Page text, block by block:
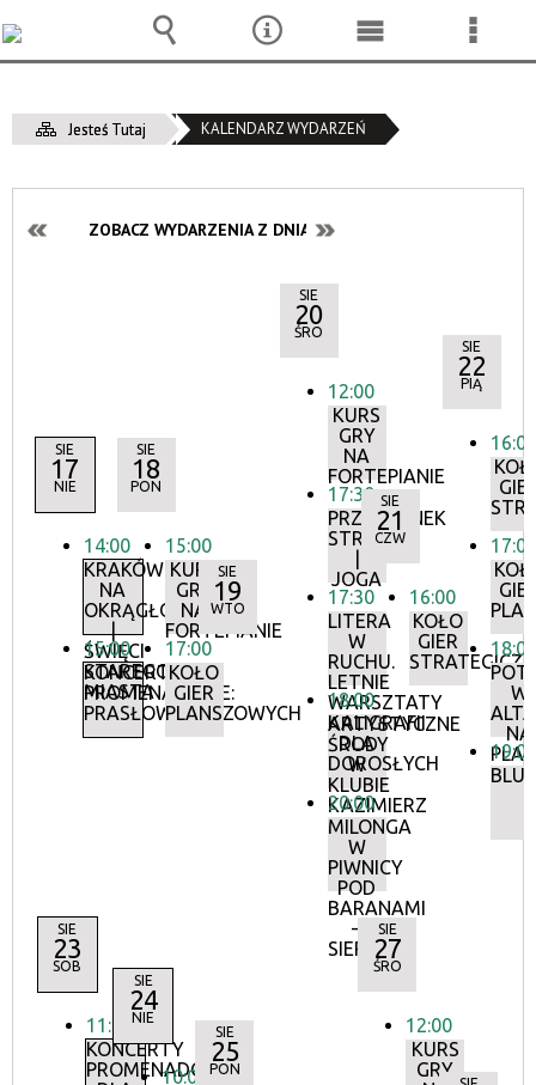
Jesteś Tutaj KALENDARZ WYDARZEŃ
ZOBACZ WYDARZENIA Z DNIA:
SIE
17
NIE
14:00
KRAKÓW
NA
OKRĄGŁO
|
ŚWIĘCI
STAREGO
MIASTA
15:00
KONCERTY
PROMENADOWE:
PRASŁOWIANKI
SIE
18
PON
15:00
KURS
GRY
NA
FORTEPIANIE
17:00
KOŁO
GIER
PLANSZOWYCH
SIE
19
WTO
SIE
20
ŚRO
12:00
KURS
GRY
NA
FORTEPIANIE
17:30
PRZYSTANEK
STRYCH
JOGA
17:30
LITERA
W
RUCHU.
LETNIE
WARSZTATY
KALIGRAFII
DLA
DOROSŁYCH
18:00
ARTYSTYCZNE
ŚRODY
W
KLUBIE
KAZIMIERZ
20:00
MILONGA
W
PIWNICY
POD
BARANAMI
–
SIERPIEŃ
SIE
21
CZW
16:00
KOŁO
GIER
SIE
22
PIĄ
16:00
17:00
18:00
W
NA
19:00
SIE
23
SOB
11:00
KONCERTY
PROMENADOWE
SIE
24
NIE
10:00
SIE
25
PON
SIE
27
ŚRO
12:00
KURS
GRY
Wyszukiwarka
NarzędziaMenu
Menu